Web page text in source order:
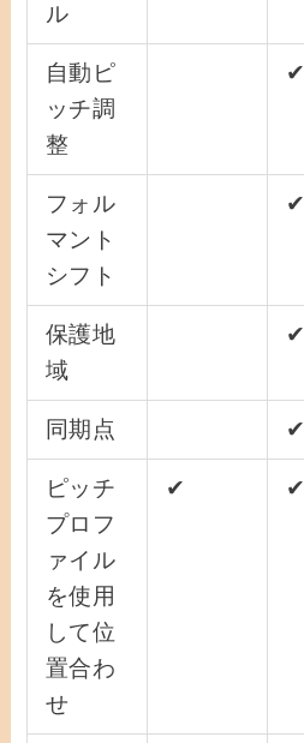
ル
自動ピ
ッチ調
整
✔
フォル
マント
シフト
✔
保護地
域
✔
同期点 ✔
ピッチ
プロフ
ァイル
を使用
して位
置合わ
せ
✔ ✔